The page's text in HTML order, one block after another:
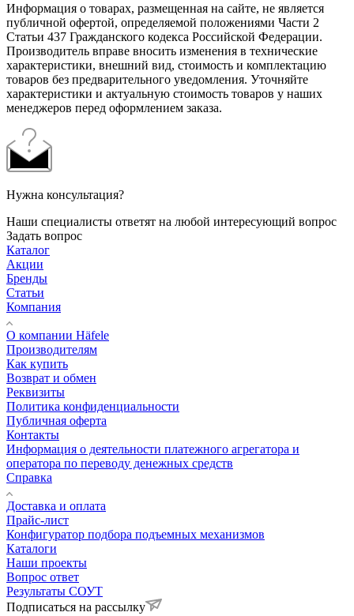
Информация о товарах, размещенная на сайте, не является
публичной офертой, определяемой положениями Части 2
Статьи 437 Гражданского кодекса Российской Федерации.
Производитель вправе вносить изменения в технические
характеристики, внешний вид, стоимость и комплектацию
товаров без предварительного уведомления. Уточняйте
характеристики и актуальную стоимость товаров у наших
менеджеров перед оформлением заказа.
Нужна консультация?
Наши специалисты ответят на любой интересующий вопрос
Задать вопрос
Каталог
Акции
Бренды
Статьи
Компания
О компании Häfele
Производителям
Как купить
Возврат и обмен
Реквизиты
Политика конфиденциальности
Публичная оферта
Контакты
Информация о деятельности платежного агрегатора и
оператора по переводу денежных средств
Справка
Доставка и оплата
Прайс-лист
Конфигуратор подбора подъемных механизмов
Каталоги
Наши проекты
Вопрос ответ
Результаты СОУТ
Подписаться на рассылку